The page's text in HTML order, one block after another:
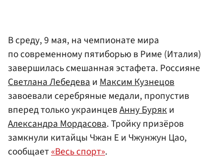
В среду, 9 мая, на чемпионате мира
по современному пятиборью в Риме (Италия)
завершилась смешанная эстафета. Россияне
Светлана ЛебедеваиМаксим Кузнецов
завоевали серебряные медали, пропустив
вперед только украинцевАнну Буряки
Александра Мордасова. Тройку призёров
замкнули китайцы Чжан Е и Чжунжун Цао,
сообщает«Весь спорт».